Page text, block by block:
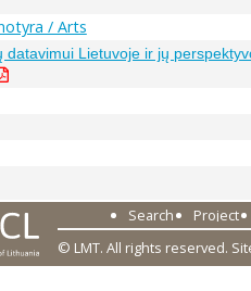
/ Arts
Lietuvoje ir jų
Search Project
© LMT. All rights reserved.